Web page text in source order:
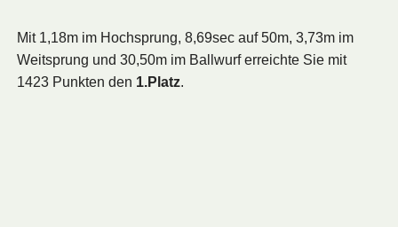
Mit 1,18m im Hochsprung, 8,69sec auf 50m, 3,73m im
Weitsprung und 30,50m im Ballwurf erreichte Sie mit
1423 Punkten den 1.Platz.